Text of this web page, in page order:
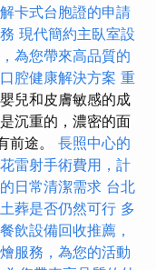
卡式台胞證的申請
現代簡約主臥室設
為您帶來高品質的
腔健康解決方案 重
兒和皮膚敏感的成
沉重的，濃密的面
前途。 長照中心的
雷射手術費用，計
日常清潔需求 台北
葬是否仍然可行 多
餐飲設備回收推薦，
服務，為您的活動